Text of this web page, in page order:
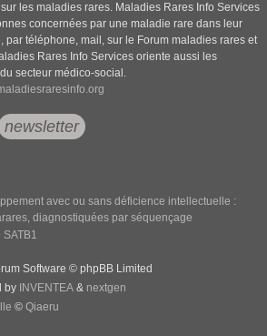
les maladies rares. Maladies Rares Info Services
concernées par une maladie rare dans leur
par téléphone, mail, sur le Forum maladies rares et
Rares Info Services oriente aussi les
secteur médico-social.
newsletter
avec ou sans déficience intellectuelle :
diagnostiquées par séquençage
Software © phpBB Limited
by INVENTEA & nextgen
© Qiaeru